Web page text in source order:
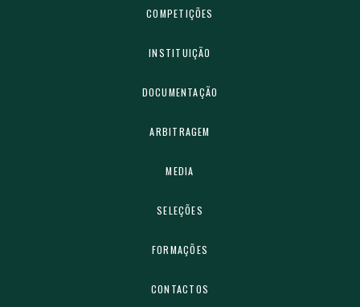
COMPETIÇÕES
INSTITUIÇÃO
DOCUMENTAÇÃO
ARBITRAGEM
MEDIA
SELEÇÕES
FORMAÇÕES
CONTACTOS